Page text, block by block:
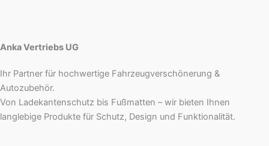
Anka Vertriebs UG
Ihr Partner für hochwertige Fahrzeugverschönerung &
Autozubehör.
Von Ladekantenschutz bis Fußmatten – wir bieten Ihnen
langlebige Produkte für Schutz, Design und Funktionalität.